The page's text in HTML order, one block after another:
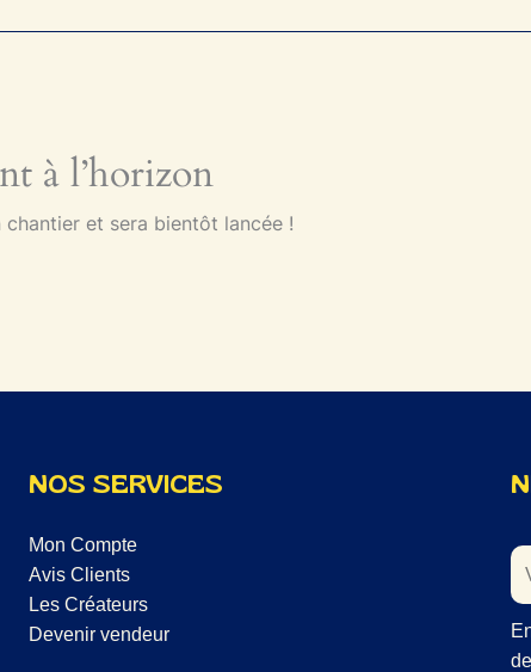
à l’horizon
chantier et sera bientôt lancée !
NOS SERVICES
Mon Compte
Avis Clients
Les Créateurs
Devenir vendeur